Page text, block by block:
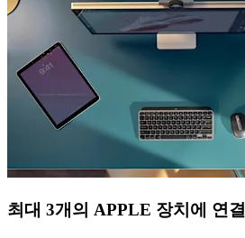
최대 3개의 APPLE 장치에 연결